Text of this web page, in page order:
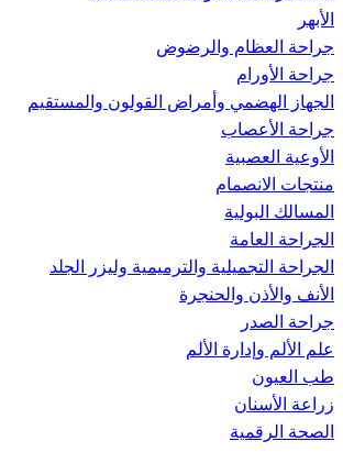
الأبهر
جراحة العظام والرضوض
جراحة الأورام
الجهاز الهضمي وأمراض القولون والمستقيم
جراحة الأعصاب
الأوعية العصبية
منتجات الانصمام
المسالك البولية
الجراحة العامة
الجراحة التجميلية والترميمية وليزر الجلد
الأنف والأذن والحنجرة
جراحة الصدر
علم الألم وإدارة الألم
طب العيون
زراعة الأسنان
الصحة الرقمية